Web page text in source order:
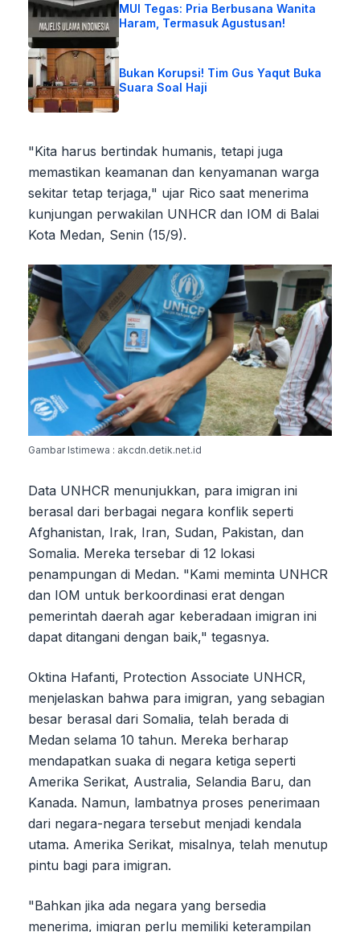
MUI Tegas: Pria Berbusana Wanita
Haram, Termasuk Agustusan!
Bukan Korupsi! Tim Gus Yaqut Buka
Suara Soal Haji
"Kita harus bertindak humanis, tetapi juga
memastikan keamanan dan kenyamanan warga
sekitar tetap terjaga," ujar Rico saat menerima
kunjungan perwakilan UNHCR dan IOM di Balai
Kota Medan, Senin (15/9).
Gambar Istimewa : akcdn.detik.net.id
Data UNHCR menunjukkan, para imigran ini
berasal dari berbagai negara konflik seperti
Afghanistan, Irak, Iran, Sudan, Pakistan, dan
Somalia. Mereka tersebar di 12 lokasi
penampungan di Medan. "Kami meminta UNHCR
dan IOM untuk berkoordinasi erat dengan
pemerintah daerah agar keberadaan imigran ini
dapat ditangani dengan baik," tegasnya.
Oktina Hafanti, Protection Associate UNHCR,
menjelaskan bahwa para imigran, yang sebagian
besar berasal dari Somalia, telah berada di
Medan selama 10 tahun. Mereka berharap
mendapatkan suaka di negara ketiga seperti
Amerika Serikat, Australia, Selandia Baru, dan
Kanada. Namun, lambatnya proses penerimaan
dari negara-negara tersebut menjadi kendala
utama. Amerika Serikat, misalnya, telah menutup
pintu bagi para imigran.
"Bahkan jika ada negara yang bersedia
menerima, imigran perlu memiliki keterampilan